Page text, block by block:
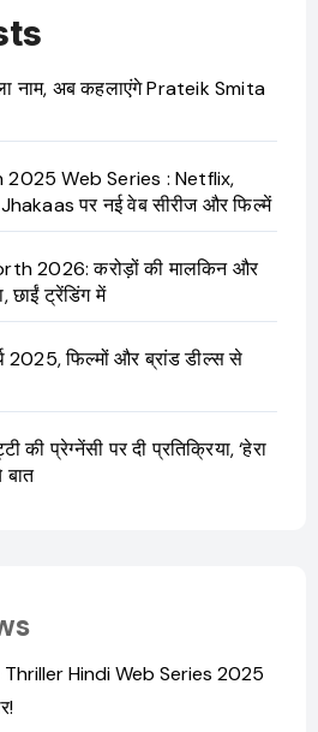
नाम, अब कहलाएंगे Prateik Smita
2025 Web Series : Netflix,
पर नई वेब सीरीज और फिल्में
2026: करोड़ों की मालकिन और
छाईं ट्रेंडिंग में
2025, फिल्मों और ब्रांड डील्स से
की प्रेग्नेंसी पर दी प्रतिक्रिया, ‘हेरा
बात